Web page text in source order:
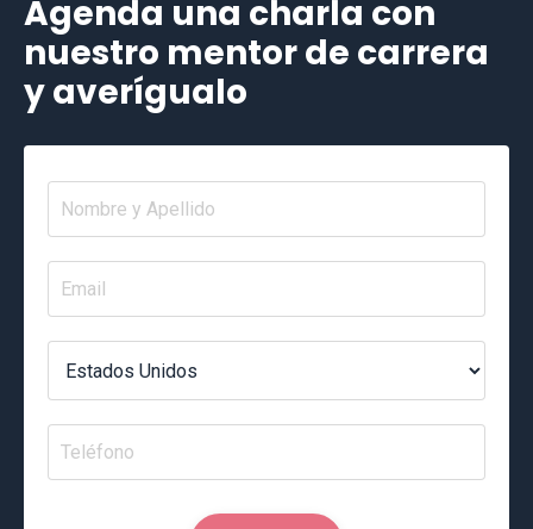
Agenda una charla con
nuestro mentor de carrera
y averígualo